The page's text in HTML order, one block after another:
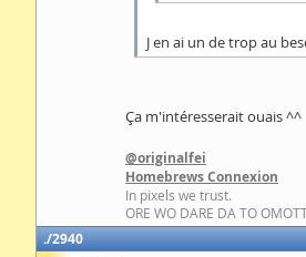
J en ai un de trop au
Ça m'intéresserait ouais ^^
@originalfei
Homebrews Connexion
In pixels we trust.
ORE WO DARE DA TO
2940